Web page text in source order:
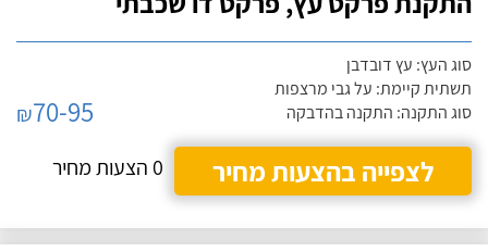
סוג העץ: עץ דובדבן
תשתית קיימת: על גבי מרצפות
סוג התקנה: התקנה בהדבקה
₪70-95
לצפייה בהצעות מחיר
0 הצעות מחיר